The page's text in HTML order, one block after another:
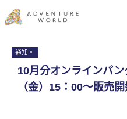
通知。
10月分オンラインパ
（金）15：00〜販売開